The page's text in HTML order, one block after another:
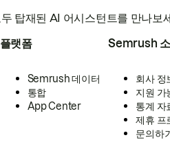
탑재된 AI 어시스턴트를 만나보
플랫폼
Semrush 데이터
통합
App Center
Semrush
회사 정
지원 가
통계 자
제휴 프
문의하